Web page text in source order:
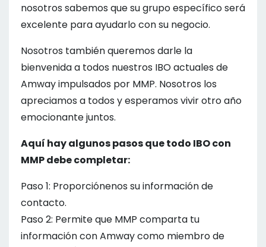
nosotros sabemos que su grupo específico será
excelente para ayudarlo con su negocio.
Nosotros también queremos darle la
bienvenida a todos nuestros IBO actuales de
Amway impulsados por MMP. Nosotros los
apreciamos a todos y esperamos vivir otro año
emocionante juntos.
Aquí hay algunos pasos que todo IBO con
MMP debe completar:
Paso 1: Proporciónenos su información de
contacto.
Paso 2: Permite que MMP comparta tu
información con Amway como miembro de